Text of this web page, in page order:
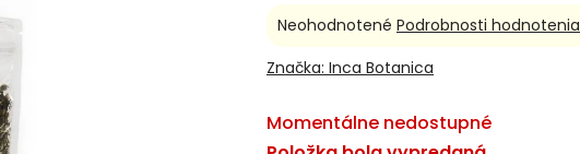
Momentálne nedostupné
Priemerné
produktu
z
5
Neohodnotené Podrobnosti hodnotenia
Značka: Inca Botanica